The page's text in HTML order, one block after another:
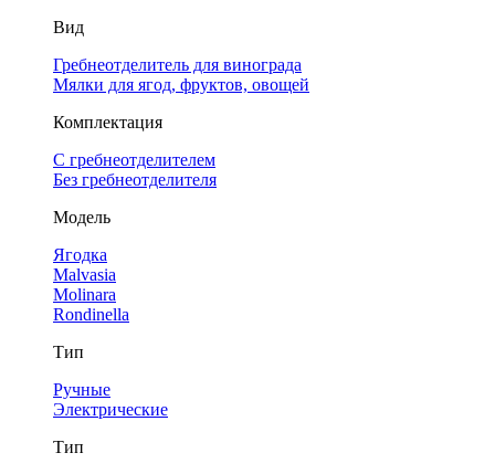
Вид
Гребнеотделитель для винограда
Мялки для ягод, фруктов, овощей
Комплектация
С гребнеотделителем
Без гребнеотделителя
Модель
Ягодка
Malvasia
Molinara
Rondinella
Тип
Ручные
Электрические
Тип